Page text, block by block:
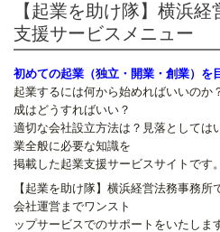
【起業を助け隊】横浜
支援サービスメニュー
初めての起業（独立・開業・創業）を
起業するには何から始めればいいのか
成はどうすればいい？
適切な会社設立方法は？見落としては
業全般に必要な知識を
掲載した起業支援サービスサイトです。
【起業を助け隊】横浜経営法務事務
会社運営までワンスト
ップサービスでのサポートをいたしま